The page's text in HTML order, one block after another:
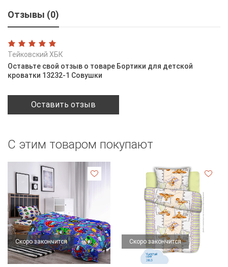
Отзывы (0)
Тейковский ХБК
Оставьте свой отзыв о товаре Бортики для детской
кроватки 13232-1 Совушки
Оставить отзыв
С этим товаром покупают
Скоро закончится Скоро закончится